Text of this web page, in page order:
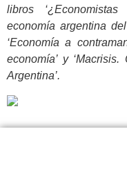
libros
economía argentina
‘Economía a
economía’ y
Argentina’.